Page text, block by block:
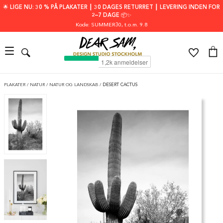
🌟 LIGE NU: 30 % PÅ PLAKATER ┃ 30 DAGES RETURRET ┃ LEVERING INDEN FOR
2–7 DAGE 📦✨
Kode: SUMMER30, t.o.m. 9.8
PLAKATER / NATUR / NATUR OG LANDSKAB / DESERT CACTUS